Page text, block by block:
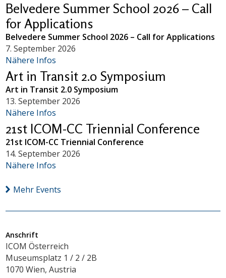
Belvedere Summer School 2026 – Call
for Applications
Belvedere Summer School 2026 – Call for Applications
7. September 2026
Nähere Infos
Art in Transit 2.0 Symposium
Art in Transit 2.0 Symposium
13. September 2026
Nähere Infos
21st ICOM-CC Triennial Conference
21st ICOM-CC Triennial Conference
14. September 2026
Nähere Infos
Mehr Events
Anschrift
ICOM Österreich
Museumsplatz 1 / 2 / 2B
1070 Wien, Austria